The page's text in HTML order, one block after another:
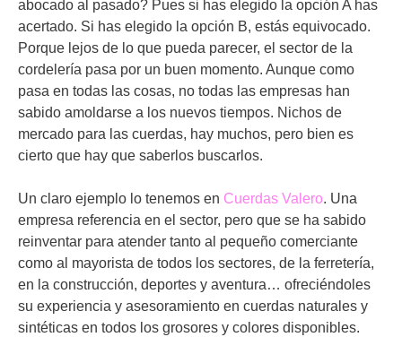
abocado al pasado? Pues si has elegido la opción A has
acertado. Si has elegido la opción B, estás equivocado.
Porque lejos de lo que pueda parecer, el sector de la
cordelería pasa por un buen momento. Aunque como
pasa en todas las cosas, no todas las empresas han
sabido amoldarse a los nuevos tiempos. Nichos de
mercado para las cuerdas, hay muchos, pero bien es
cierto que hay que saberlos buscarlos.
Un claro ejemplo lo tenemos en Cuerdas Valero. Una
empresa referencia en el sector, pero que se ha sabido
reinventar para atender tanto al pequeño comerciante
como al mayorista de todos los sectores, de la ferretería,
en la construcción, deportes y aventura… ofreciéndoles
su experiencia y asesoramiento en cuerdas naturales y
sintéticas en todos los grosores y colores disponibles.